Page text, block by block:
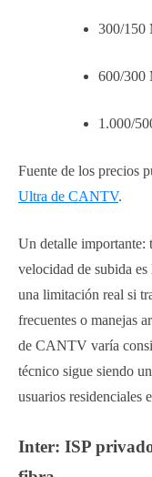
300/150
600/300
1.000/
Fuente de los precios
Ultra de CANTV.
Un detalle importante:
velocidad de subida
una limitación real si
frecuentes o manejas
de CANTV varía
técnico sigue siendo
usuarios residenciales
Inter: ISP